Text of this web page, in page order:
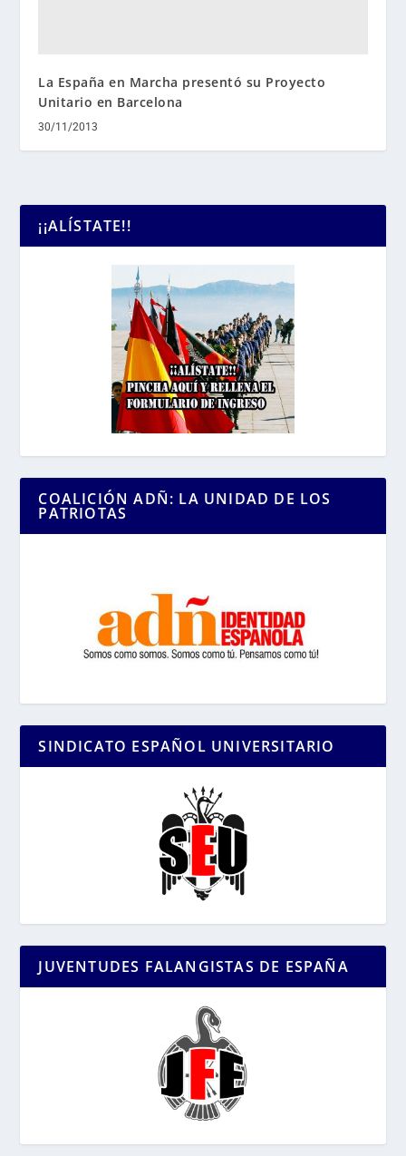
La España en Marcha presentó su Proyecto
Unitario en Barcelona
30/11/2013
¡¡ALÍSTATE!!
COALICIÓN ADÑ: LA UNIDAD DE LOS
PATRIOTAS
SINDICATO ESPAÑOL UNIVERSITARIO
JUVENTUDES FALANGISTAS DE ESPAÑA